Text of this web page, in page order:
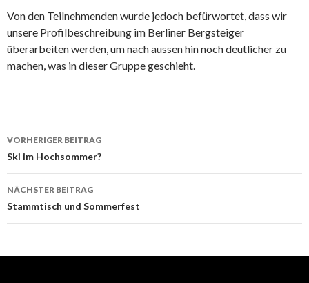
Von den Teilnehmenden wurde jedoch befürwortet, dass wir
unsere Profilbeschreibung im Berliner Bergsteiger
überarbeiten werden, um nach aussen hin noch deutlicher zu
machen, was in dieser Gruppe geschieht.
Beitrags-
Navigation
VORHERIGER BEITRAG
Ski im Hochsommer?
NÄCHSTER BEITRAG
Stammtisch und Sommerfest